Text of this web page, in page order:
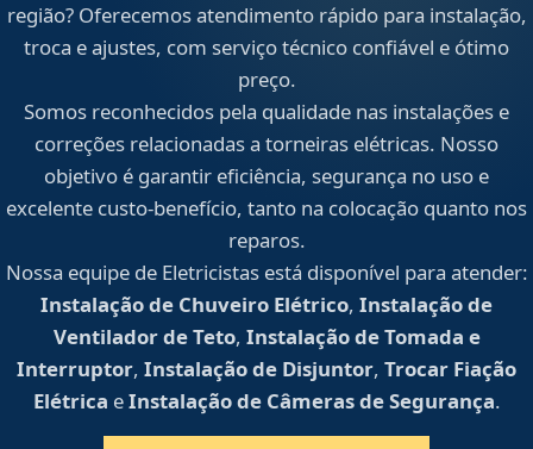
região? Oferecemos atendimento rápido para instalação,
troca e ajustes, com serviço técnico confiável e ótimo
preço.
Somos reconhecidos pela qualidade nas instalações e
correções relacionadas a torneiras elétricas. Nosso
objetivo é garantir eficiência, segurança no uso e
excelente custo-benefício, tanto na colocação quanto nos
reparos.
Nossa equipe de Eletricistas está disponível para atender:
Instalação de Chuveiro Elétrico, Instalação de
Ventilador de Teto, Instalação de Tomada e
Interruptor, Instalação de Disjuntor, Trocar Fiação
Elétrica eInstalação de Câmeras de Segurança.